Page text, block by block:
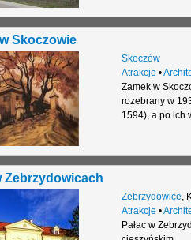
Skoczowie
Skoczów
Atrakcje •
Zamek w
rozebrany w
1594), a po ich
Zebrzydowicach
Zebrzydowice
Atrakcje •
Pałac w